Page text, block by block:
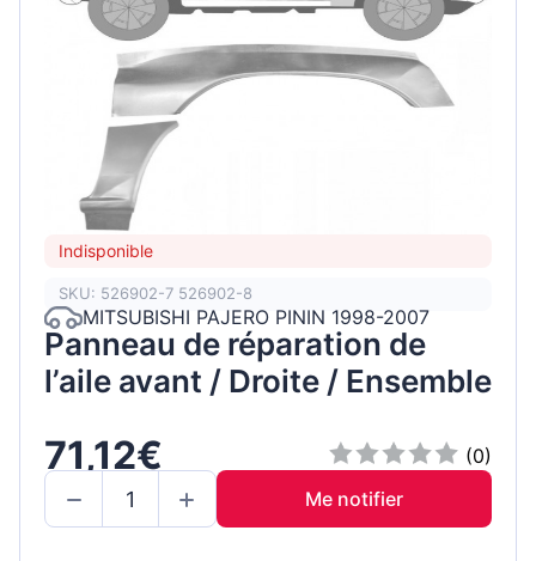
Indisponible
SKU: 526902-7 526902-8
MITSUBISHI PAJERO PININ 1998-2007
Panneau de réparation de
l’aile avant / Droite / Ensemble
71,12€
(0)
Me notifier